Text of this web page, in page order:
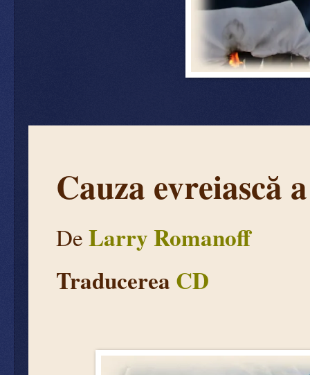
Cauza
De Larry Romanoff
Traducerea CD